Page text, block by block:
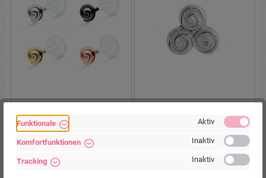
silber schwarz goldfarbig
roségoldfarbig
Triskele nur Aufsatz oder mit
Barbell oder Labret (wählbar)
Funktionale Aktiv
Komfortfunktionen Inaktiv
Tracking Inaktiv